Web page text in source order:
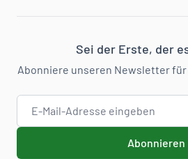
Sei der Erste, der
Abonniere unseren Newsletter
E-Mail-Adresse
Abonnieren